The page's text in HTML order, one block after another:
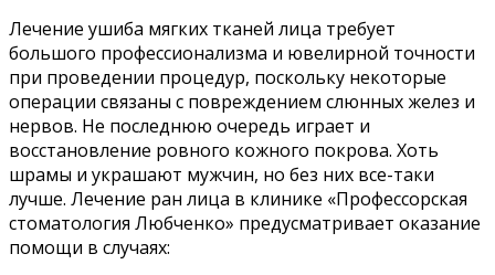
Лечение ушиба мягких тканей лица требует
большого профессионализма и ювелирной точности
при проведении процедур, поскольку некоторые
операции связаны с повреждением слюнных желез и
нервов. Не последнюю очередь играет и
восстановление ровного кожного покрова. Хоть
шрамы и украшают мужчин, но без них все-таки
лучше. Лечение ран лица в клинике «Профессорская
стоматология Любченко» предусматривает оказание
помощи в случаях: